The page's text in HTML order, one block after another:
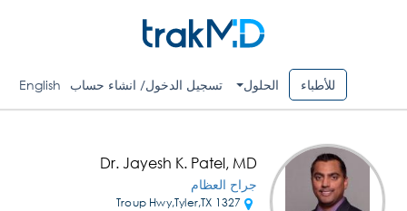
للأطباء الحلول تسجيل الدخول/ انشاء حساب English
Dr. Jayesh K. Patel, MD
جراح العظام